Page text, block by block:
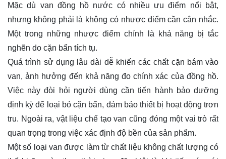
Mặc dù van đồng hồ nước có nhiều ưu điểm nổi bật,
nhưng không phải là không có nhược điểm cần cân nhắc.
Một trong những nhược điểm chính là khả năng bị tắc
nghẽn do cặn bẩn tích tụ.
Quá trình sử dụng lâu dài dễ khiến các chất cặn bám vào
van, ảnh hưởng đến khả năng đo chính xác của đồng hồ.
Việc này đòi hỏi người dùng cần tiến hành bảo dưỡng
định kỳ để loại bỏ cặn bẩn, đảm bảo thiết bị hoạt động trơn
tru. Ngoài ra, vật liệu chế tạo van cũng đóng một vai trò rất
quan trọng trong việc xác định độ bền của sản phẩm.
Một số loại van được làm từ chất liệu không chất lượng có